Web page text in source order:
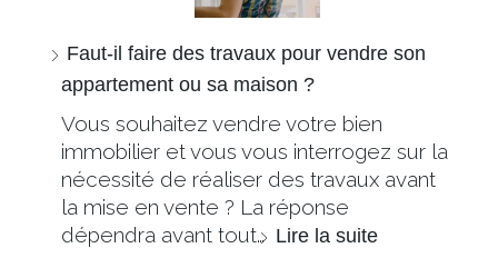
Faut-il faire des travaux pour vendre son
appartement ou sa maison ?
Vous souhaitez vendre votre bien
immobilier et vous vous interrogez sur la
nécessité de réaliser des travaux avant
la mise en vente ? La réponse
dépendra avant tout… Lire la suite